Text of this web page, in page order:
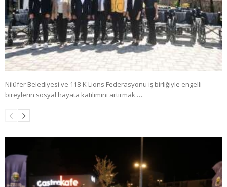
Nilüfer Belediyesi ve 118-K Lions Federasyonu iş birliğiyle engelli
bireylerin sosyal hayata katılımını artırmak …